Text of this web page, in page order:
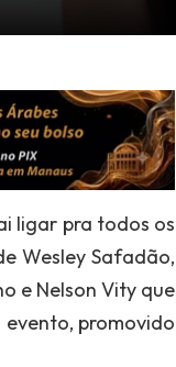
ligar pra todos os
Wesley Safadão,
e Nelson Vity que
promovido